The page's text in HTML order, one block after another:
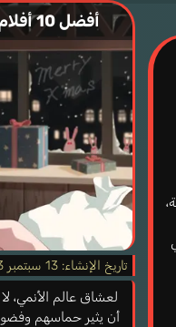
أفضل 10 أفلام أنمي لموسم خريف 2023
تاريخ الإنشاء: 13 سبتمبر 2023
أن يثير حماسهم